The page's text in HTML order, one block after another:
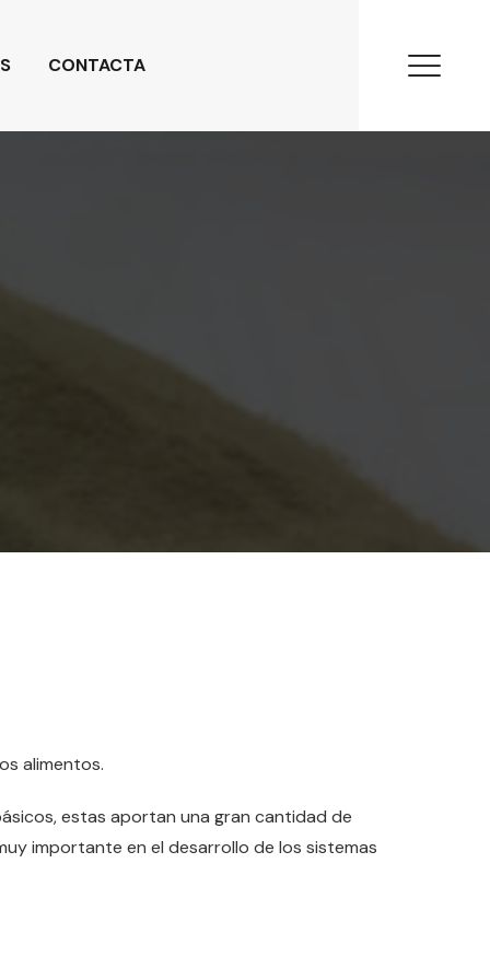
CONTACTA
alimentos.
estas aportan una gran cantidad de
importante en el desarrollo de los sistemas